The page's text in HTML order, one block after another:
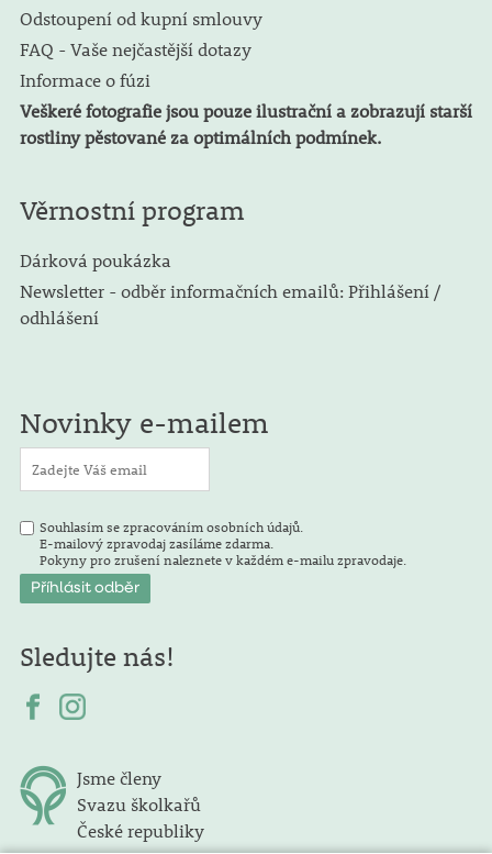
Odstoupení od kupní smlouvy
FAQ - Vaše nejčastější dotazy
Informace o fúzi
Veškeré fotografie jsou pouze ilustrační a zobrazují starší
rostliny pěstované za optimálních podmínek.
Věrnostní program
Dárková poukázka
Newsletter - odběr informačních emailů: Přihlášení /
odhlášení
Novinky e-mailem
Souhlasím se zpracováním osobních údajů.
E-mailový zpravodaj zasíláme zdarma.
Pokyny pro zrušení naleznete v každém e-mailu zpravodaje.
Sledujte nás!
Jsme členy
Svazu školkařů
České republiky